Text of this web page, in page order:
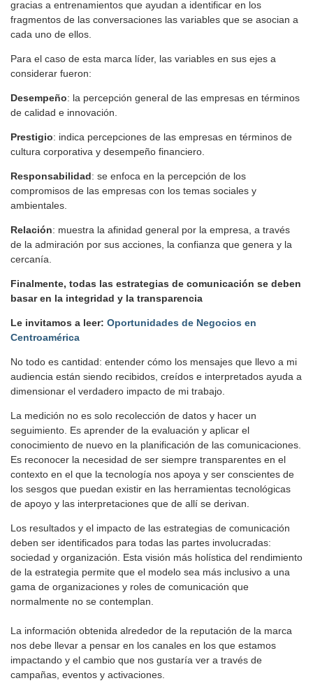
gracias a entrenamientos que ayudan a identificar en los
fragmentos de las conversaciones las variables que se asocian a
cada uno de ellos.
Para el caso de esta marca líder, las variables en sus ejes a
considerar fueron:
Desempeño: la percepción general de las empresas en términos
de calidad e innovación.
Prestigio: indica percepciones de las empresas en términos de
cultura corporativa y desempeño financiero.
Responsabilidad: se enfoca en la percepción de los
compromisos de las empresas con los temas sociales y
ambientales.
Relación: muestra la afinidad general por la empresa, a través
de la admiración por sus acciones, la confianza que genera y la
cercanía.
Finalmente, todas las estrategias de comunicación se deben
basar en la integridad y la transparencia
Le invitamos a leer: Oportunidades de Negocios en
Centroamérica
No todo es cantidad: entender cómo los mensajes que llevo a mi
audiencia están siendo recibidos, creídos e interpretados ayuda a
dimensionar el verdadero impacto de mi trabajo.
La medición no es solo recolección de datos y hacer un
seguimiento. Es aprender de la evaluación y aplicar el
conocimiento de nuevo en la planificación de las comunicaciones.
Es reconocer la necesidad de ser siempre transparentes en el
contexto en el que la tecnología nos apoya y ser conscientes de
los sesgos que puedan existir en las herramientas tecnológicas
de apoyo y las interpretaciones que de allí se derivan.
Los resultados y el impacto de las estrategias de comunicación
deben ser identificados para todas las partes involucradas:
sociedad y organización. Esta visión más holística del rendimiento
de la estrategia permite que el modelo sea más inclusivo a una
gama de organizaciones y roles de comunicación que
normalmente no se contemplan.
La información obtenida alrededor de la reputación de la marca
nos debe llevar a pensar en los canales en los que estamos
impactando y el cambio que nos gustaría ver a través de
campañas, eventos y activaciones.